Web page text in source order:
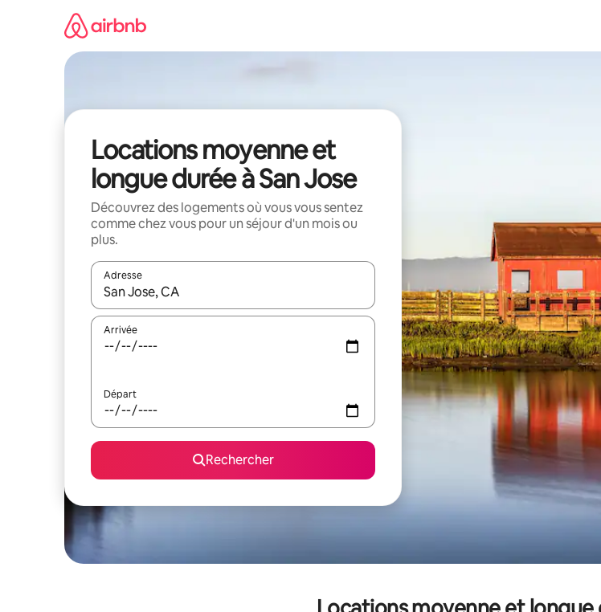
Locations moyenne et
longue durée à San Jose
Découvrez des logements où vous vous sentez
comme chez vous pour un séjour d'un mois ou
plus.
Adresse
Lorsque les résultats s'affichent, utilisez les flèches vers le haut et vers le bas pour les parcourir
Arrivée
Départ
Rechercher